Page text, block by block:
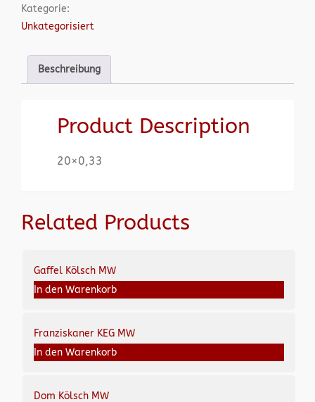
Kategorie:
Unkategorisiert
Beschreibung
Product Description
20×0,33
Related Products
Gaffel Kölsch MW
In den Warenkorb
Franziskaner KEG MW
In den Warenkorb
Dom Kölsch MW